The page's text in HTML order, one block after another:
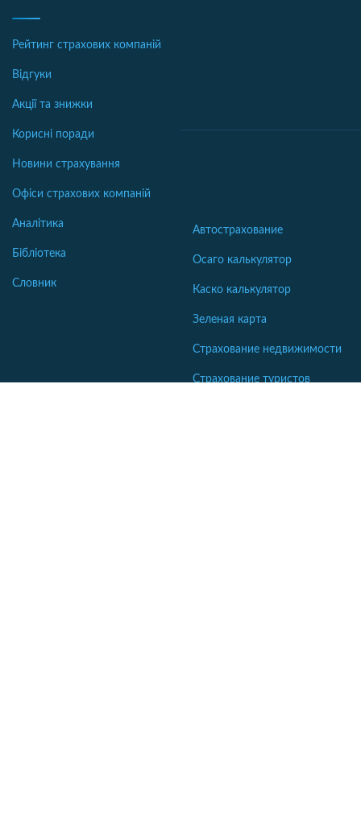
Рейтинг страхових компаній
Відгуки
Акції та знижки
Корисні поради
Новини страхування
Офіси страхових компаній
Аналітика
Бібліотека
Словник
Автострахование
Осаго калькулятор
Каско калькулятор
Зеленая карта
Страхование недвижимости
Страхование туристов